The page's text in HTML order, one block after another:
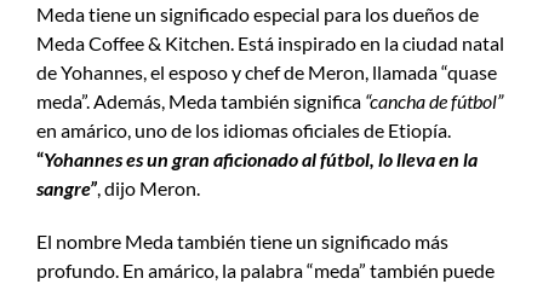
Meda tiene un significado especial para los dueños de
Meda Coffee & Kitchen. Está inspirado en la ciudad natal
de Yohannes, el esposo y chef de Meron, llamada “quase
meda”. Además, Meda también significa“cancha de fútbol”
en amárico, uno de los idiomas oficiales de Etiopía.
“Yohannes es un gran aficionado al fútbol, lo lleva en la
sangre”, dijo Meron.
El nombre Meda también tiene un significado más
profundo. En amárico, la palabra “meda” también puede